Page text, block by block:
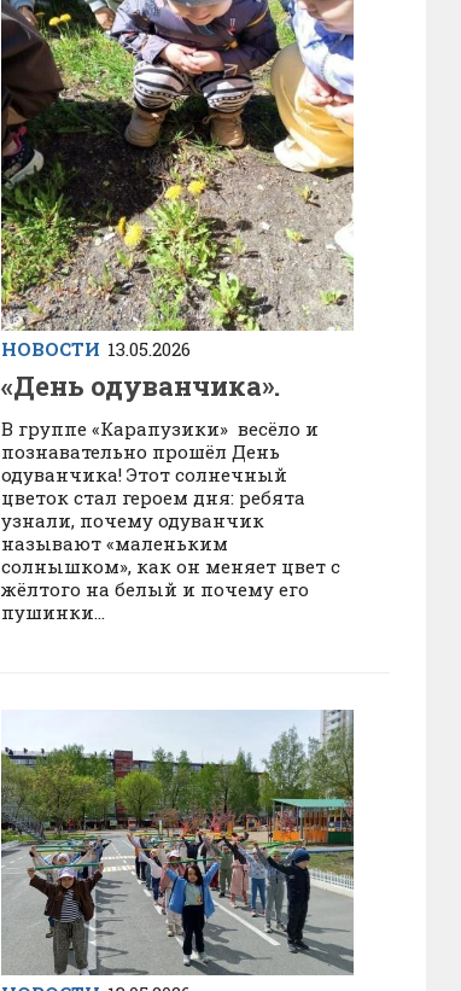
НОВОСТИ 13.05.2026
«День одуванчика».
В группе «Карапузики» весёло и
познавательно прошёл День
одуванчика! Этот солнечный
цветок стал героем дня: ребята
узнали, почему одуванчик
называют «маленьким
солнышком», как он меняет цвет с
жёлтого на белый и почему его
пушинки...